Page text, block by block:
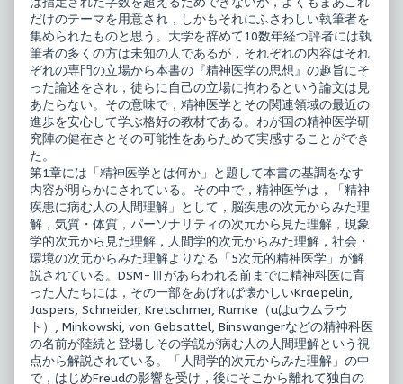
だけのテーマを用意され，しかもそれにふさわしい執筆者を
集められたものと思う。大学を辞めて10数年経つ評者には執
筆者の多くの方は未知の人であるが，それぞれの内容はそれ
ぞれの専門の立場から本書の『精神医学の思想』の趣旨にそ
った論述をされ，徒らに自己の立場に拘わるという論文は見
あたらない。その意味で，精神医学とその関連領域の最近の
進歩を安心して学ぶ格好の教材である。わが国の精神医学研
究陣の健在さとその可能性をあらためて実感することができ
た。
第1章には「精神医学とは何か」と題して本書の基調をなす
内容が明らかにされている。その中で，精神医学は，「精神
疾患に病む人の人間理解」として，脳疾患の次元からみた理
解，気質・体質，パーソナリティの次元から見た理解，現象
学的次元から見た理解，人間学的次元からみた理解，社会・
環境の次元からみた理解よりなる「5次元的精神医学」が解
説されている。DSM-Ⅲがあらわれる前までに精神科医に育
った人たちには，その一部をあげれば懐かしいKraepelin,
Jaspers, Schneider, Kretschmer, Rumke（uはuウムラウ
ト）, Minkowski, von Gebsattel, Binswangerなどの精神科医
の名前が陸続と登場しその学説が病む人の人間理解という視
点から解説されている。「人間学的次元からみた理解」の中
で，はじめFreudの影響を受け，後にそこから離れて独自の